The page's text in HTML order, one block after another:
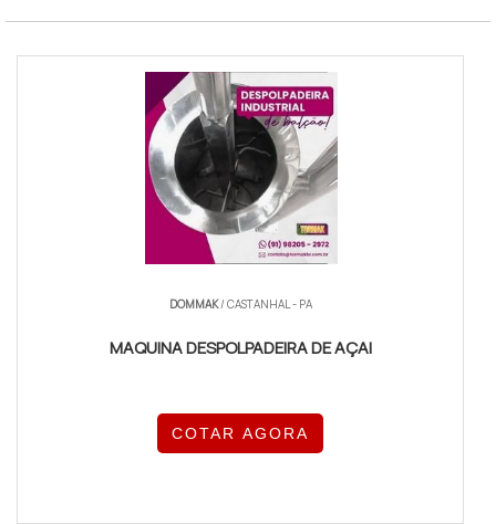
DOMMAK/ CASTANHAL - PA
MAQUINA DESPOLPADEIRA DE AÇAI
COTAR AGORA